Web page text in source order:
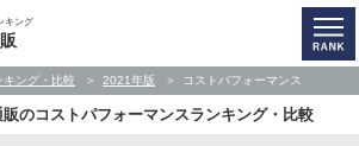
キング
ング・比較 2021年版 コストパフォーマンス
販のコストパフォーマンスランキング・比較